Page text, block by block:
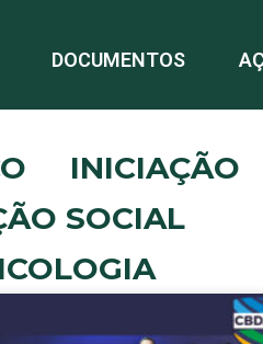
DOCUMENTOS
INICIAÇÃO
SOCIAL